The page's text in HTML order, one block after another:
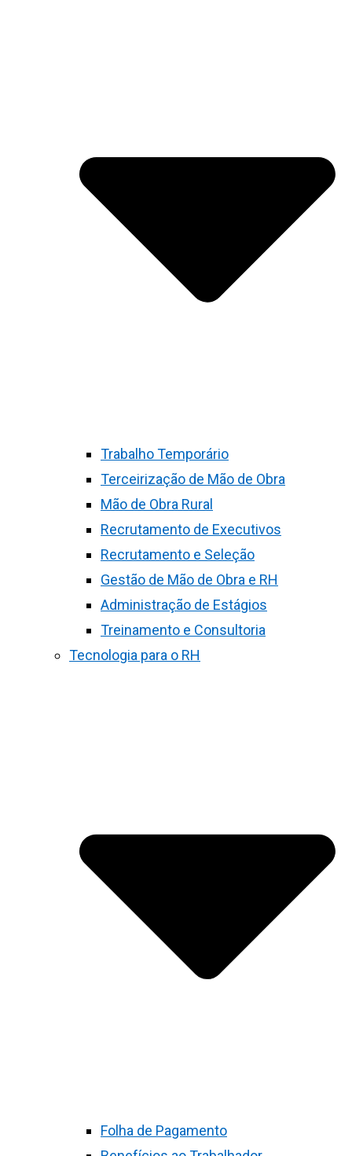
Trabalho Temporário
Terceirização de Mão de Obra
Mão de Obra Rural
Recrutamento de Executivos
Recrutamento e Seleção
Gestão de Mão de Obra e RH
Administração de Estágios
Treinamento e Consultoria
Tecnologia para o RH
Folha de Pagamento